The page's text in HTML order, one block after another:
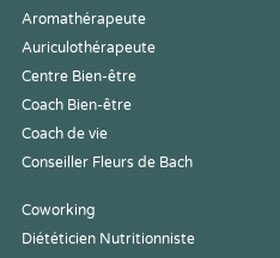
Aromathérapeute
Auriculothérapeute
Centre Bien-être
Coach Bien-être
Coach de vie
Conseiller Fleurs de Bach
Coworking
Diététicien Nutritionniste